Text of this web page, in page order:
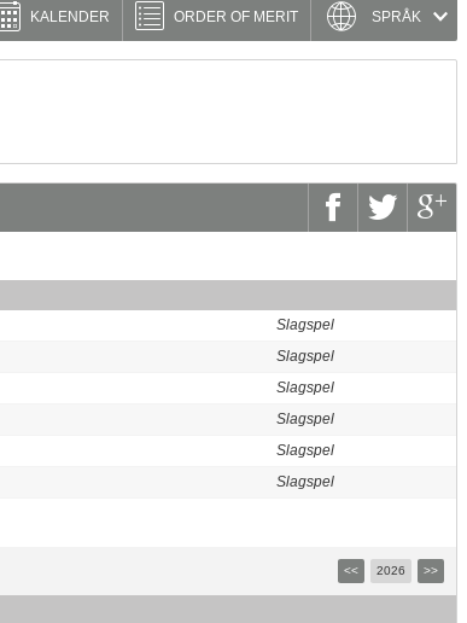
KALENDER ORDER OF MERIT SPRÅK
Slagspel
Slagspel
Slagspel
Slagspel
Slagspel
Slagspel
<< 2026 >>